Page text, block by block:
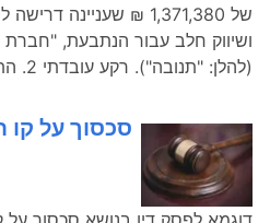
של 1,371,380 ₪ שעניינה
ושיווק חלב עבור הנתבעת, "חברת
(להלן: "תנובה"). רקע עובדתי 2. התובע עבד
סכסוך על קו